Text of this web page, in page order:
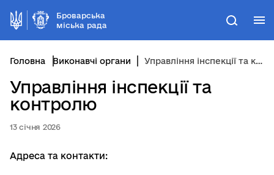
Броварська
міська рада
Пошук
Головна Виконавчі органи Управління інспекції та контролю
Управління інспекції та
контролю
13 січня 2026
Адреса та контакти: